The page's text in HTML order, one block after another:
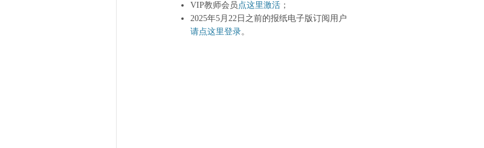
VIP教师会员点这里激活 ；
2025年5月22日之前的报纸电子版订阅用户
请点这里登录。